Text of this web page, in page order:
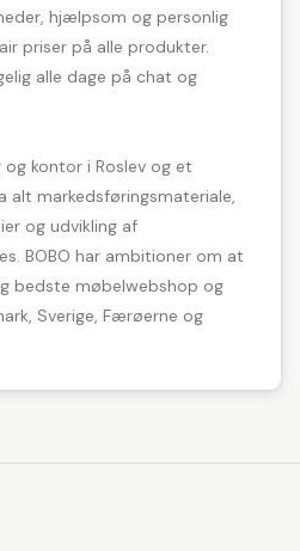
hjælpsom og personlig
priser på alle produkter.
alle dage på chat og
kontor i Roslev og et
alt markedsføringsmateriale,
og udvikling af
BOBO har ambitioner om at
bedste møbelwebshop og
Sverige, Færøerne og